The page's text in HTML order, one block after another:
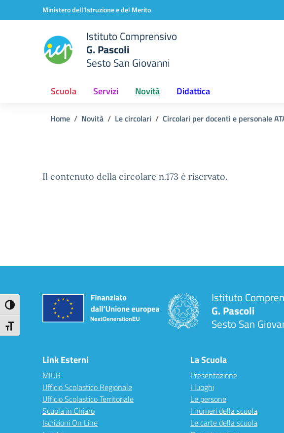
Attiva/disattiva alto contrasto
Attiva/disattiva dimensione testo
Vai ai contenuti
Vai al menu di navigazioneMinistero dell'Istruzione e del Merito
Istituto Comprensivo
G. Pascoli
Sesto San Giovanni
Scuola Servizi Novità Didattica
Home Novità Le circolari Circolari per docenti e personale
Il contenuto della circolare n.173 è riservato.
Istituto
G. Pascoli
Sesto San
Link Esterni
MIUR
Ufficio Scolastico Regionale
Ufficio Scolastico Territoriale
Scuola in Chiaro
Iscrizioni On Line
La Scuola
Presentazione
I luoghi
Le persone
I numeri della scuola
Le carte della scuola